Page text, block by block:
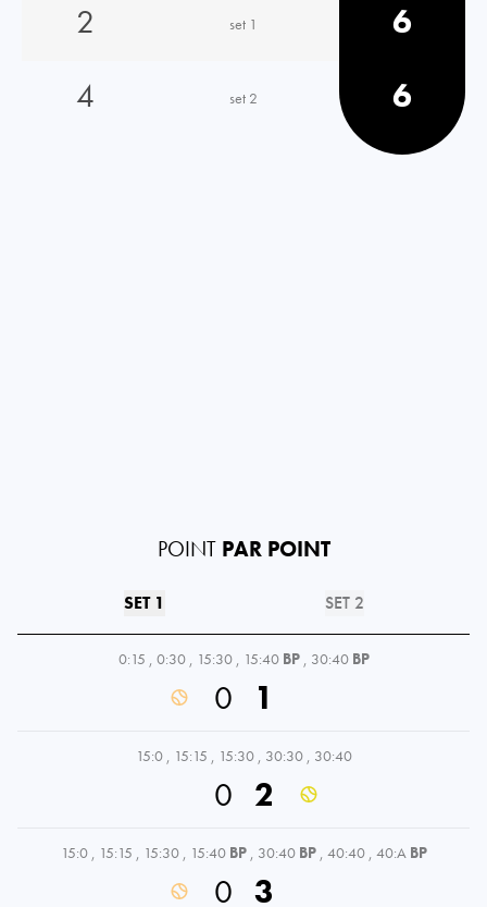
2 set 1
6
4
set 2 6
POINT PAR POINT
SET 1 SET 2
0:15 , 0:30 , 15:30 , 15:40 BP , 30:40 BP
0 1
15:0 , 15:15 , 15:30 , 30:30 , 30:40
0 2
15:0 , 15:15 , 15:30 , 15:40 BP , 30:40 BP , 40:40 , 40:A BP
0 3